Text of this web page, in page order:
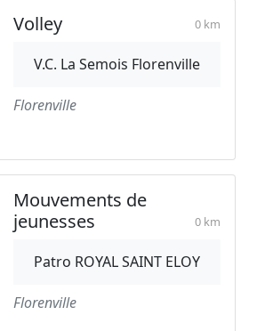
Volley 0 km
V.C. La Semois Florenville
Florenville
Mouvements de
jeunesses
0 km
Patro ROYAL SAINT ELOY
Florenville